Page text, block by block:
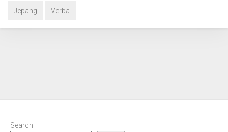
Jepang Verba
Search